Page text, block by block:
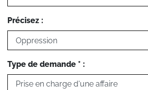
Précisez :
Type de demande * :